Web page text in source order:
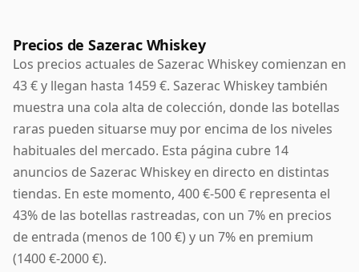
Precios de Sazerac Whiskey
Los precios actuales de Sazerac Whiskey comienzan en
43 € y llegan hasta 1459 €. Sazerac Whiskey también
muestra una cola alta de colección, donde las botellas
raras pueden situarse muy por encima de los niveles
habituales del mercado. Esta página cubre 14
anuncios de Sazerac Whiskey en directo en distintas
tiendas. En este momento, 400 €-500 € representa el
43% de las botellas rastreadas, con un 7% en precios
de entrada (menos de 100 €) y un 7% en premium
(1400 €-2000 €).